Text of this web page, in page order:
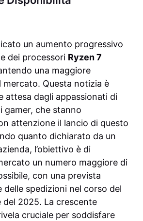
un aumento progressivo
dei processori Ryzen 7
una maggiore
mercato. Questa notizia è
attesa dagli appassionati di
gamer, che stanno
attenzione il lancio di questo
quanto dichiarato da un
l’obiettivo è di
un numero maggiore di
con una prevista
delle spedizioni nel corso del
2025. La crescente
cruciale per soddisfare